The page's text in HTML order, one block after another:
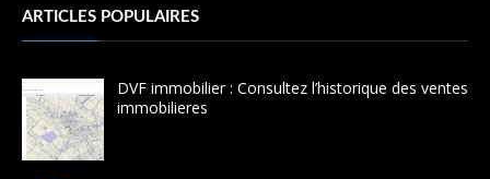
ARTICLES POPULAIRES
DVF immobilier : Consultez l’historique des ventes
immobilieres